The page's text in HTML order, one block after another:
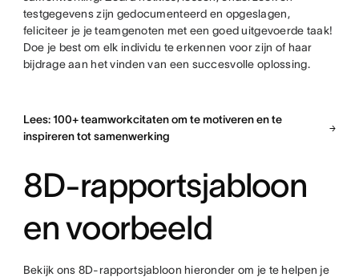
testgegevens zijn gedocumenteerd en opgeslagen,
feliciteer je je teamgenoten met een goed uitgevoerde taak!
Doe je best om elk individu te erkennen voor zijn of haar
bijdrage aan het vinden van een succesvolle oplossing.
Lees: 100+ teamworkcitaten om te motiveren en te
inspireren tot samenwerking
8D-rapportsjabloon
en voorbeeld
Bekijk ons 8D-rapportsjabloon hieronder om je te helpen je